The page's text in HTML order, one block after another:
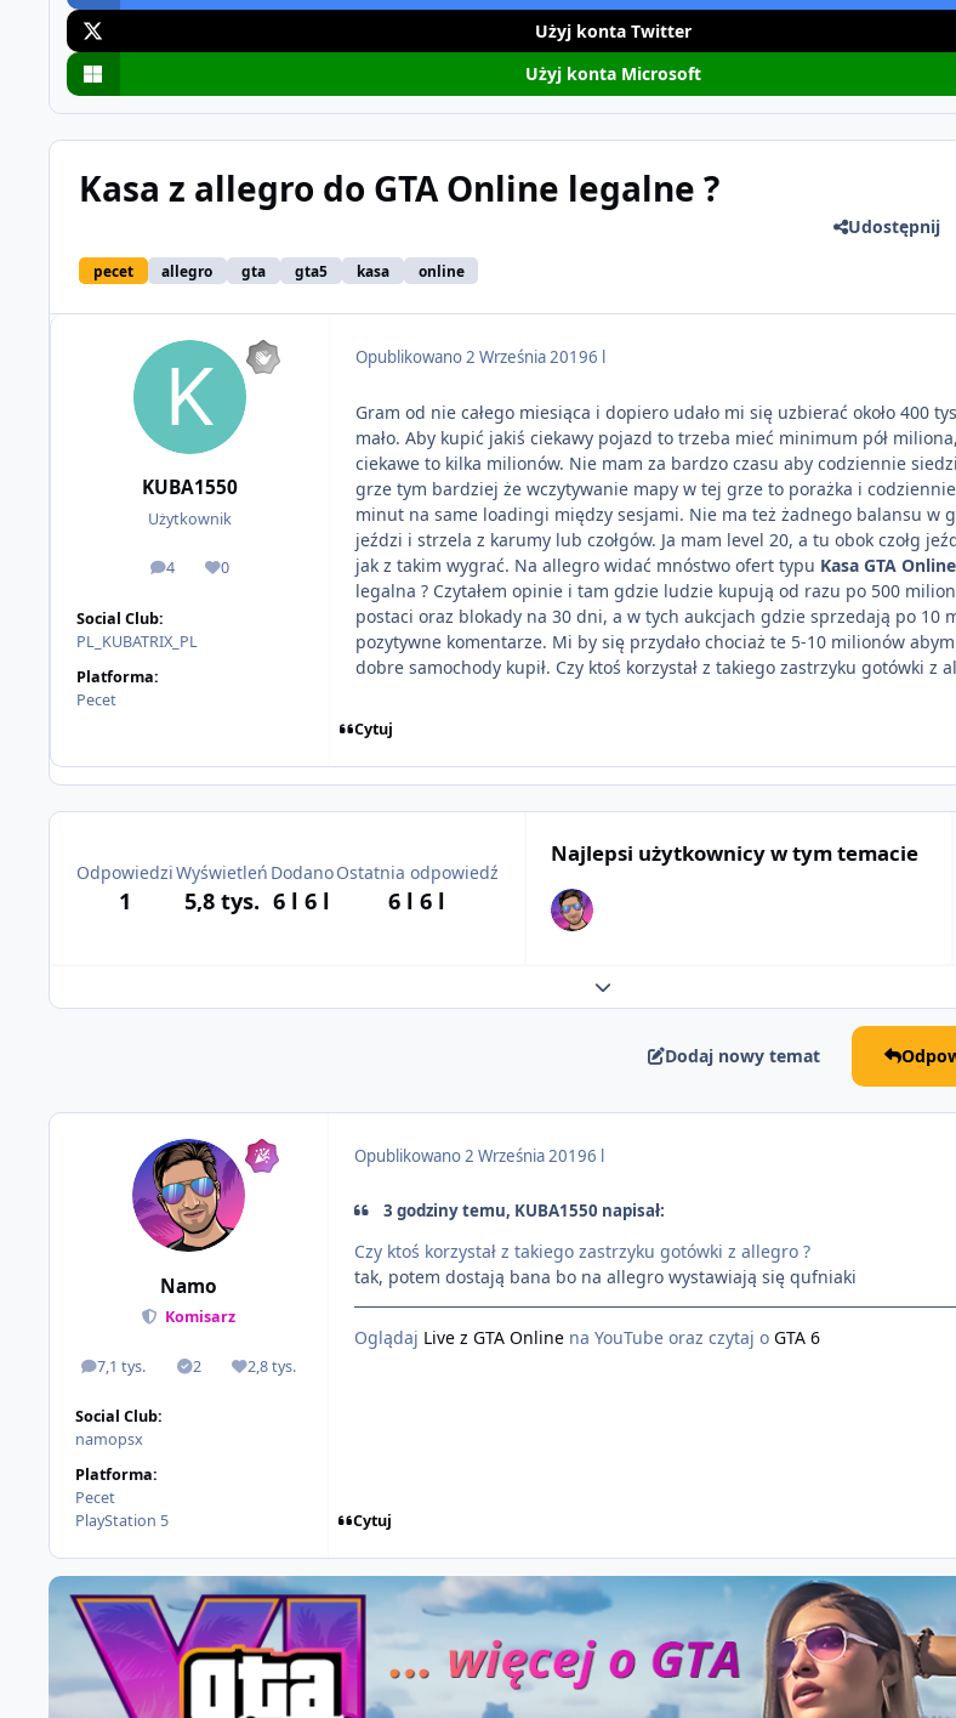
Użyj konta Twitter
Użyj konta Microsoft
Kasa z allegro do GTA Online legalne ?
pecet allegro gta gta5 kasa online
Udostępnij
KUBA1550
Użytkownik
4
odpowiedzi
0
Reputacja
Social Club:
PL_KUBATRIX_PL
Platforma:
Pecet
Opublikowano2 Września 20196 l
Gram od nie całego miesiąca i dopiero udało mi się uzbierać około 400
mało. Aby kupić jakiś ciekawy pojazd to trzeba mieć minimum pół
ciekawe to kilka milionów. Nie mam za bardzo czasu aby codziennie
grze tym bardziej że wczytywanie mapy w tej grze to porażka i
minut na same loadingi między sesjami. Nie ma też żadnego balansu w
jeździ i strzela z karumy lub czołgów. Ja mam level 20, a tu obok czołg
jak z takim wygrać. Na allegro widać mnóstwo ofert typu Kasa GTA
legalna ? Czytałem opinie i tam gdzie ludzie kupują od razu po 500
postaci oraz blokady na 30 dni, a w tych aukcjach gdzie sprzedają po 10
pozytywne komentarze. Mi by się przydało chociaż te 5-10 milionów
dobre samochody kupił. Czy ktoś korzystał z takiego zastrzyku gotówki z
Cytuj
Odpowiedzi
1
Wyświetleń
5,8 tys.
Dodano
6 l6 l
Ostatnia odpowiedź
6 l6 l
Najlepsi użytkownicy w tym temacie
Rozwiń podsumowanie tematu
Dodaj nowy temat
Namo
Komisarz
7,1 tys.
odpowiedzi2
Rozwiązania
2,8 tys.
Reputacja
Social Club:
namopsx
Platforma:
Pecet
PlayStation 5
Opublikowano2 Września 20196 l
3 godziny temu, KUBA1550 napisał:
Czy ktoś korzystał z takiego zastrzyku gotówki z allegro ?
tak, potem dostają bana bo na allegro wystawiają się qufniaki
Oglądaj Live z GTA Online na YouTube oraz czytaj o GTA 6
Cytuj